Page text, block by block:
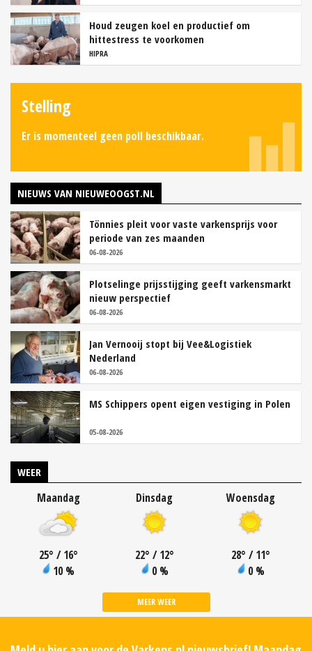
Houd zeugen koel en productief om
hittestress te voorkomen
HIPRA
Stelling
Er is momenteel geen poll beschikbaar.
NIEUWS VAN NIEUWEOOGST.NL
Tönnies pleit voor vaste varkensprijs voor
periode van zes maanden
06-08-2026
Plotselinge prijsstijging geeft varkensmarkt
nieuw perspectief
06-08-2026
Jan Vernooij stopt bij Vee&Logistiek
Nederland
06-08-2026
MS Schippers opent eigen vestiging in Polen
05-08-2026
WEER
Maandag
25° / 16°
10 %
Dinsdag
22° / 12°
0 %
Woensdag
28° / 11°
0 %
MEER WEER